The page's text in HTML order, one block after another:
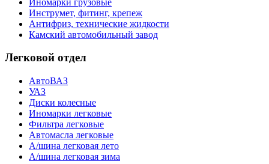
Инструмет, фитинг, крепеж
Антифриз, технические жидкости
Камский автомобильный завод
Легковой отдел
АвтоВАЗ
УАЗ
Диски колесные
Иномарки легковые
Фильтра легковые
Автомасла легковые
А/шина легковая лето
А/шина легковая зима